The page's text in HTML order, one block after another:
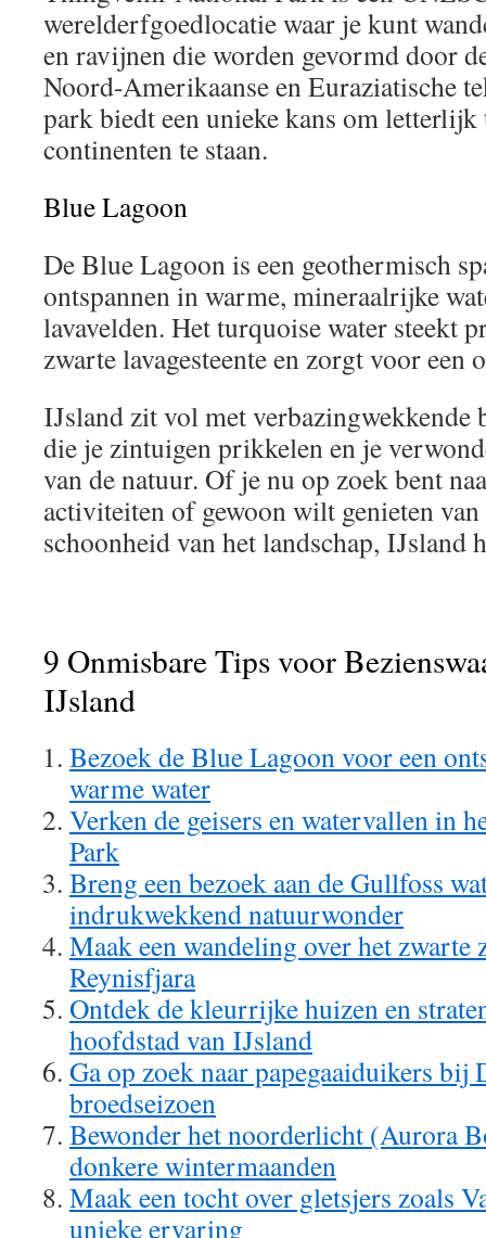
werelderfgoedlocatie waar je kunt
en ravijnen die worden gevormd door
Noord-Amerikaanse en Euraziatische
park biedt een unieke kans om letterlijk
continenten te staan.
Blue Lagoon
De Blue Lagoon is een geothermisch
ontspannen in warme, mineraalrijke
lavavelden. Het turquoise water steekt
zwarte lavagesteente en zorgt voor een
IJsland zit vol met verbazingwekkende
die je zintuigen prikkelen en je
van de natuur. Of je nu op zoek bent
activiteiten of gewoon wilt genieten van
schoonheid van het landschap, IJsland
9 Onmisbare Tips voor
IJsland
Bezoek de Blue Lagoon voor een
warme water
Verken de geisers en watervallen in
Park
Breng een bezoek aan de Gullfoss
indrukwekkend natuurwonder
Maak een wandeling over het zwarte
Reynisfjara
Ontdek de kleurrijke huizen en
hoofdstad van IJsland
Ga op zoek naar papegaaiduikers bij
broedseizoen
Bewonder het noorderlicht (Aurora
donkere wintermaanden
Maak een tocht over gletsjers zoals
unieke ervaring